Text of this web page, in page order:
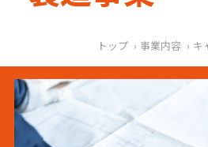
トップ 事業内容 キ